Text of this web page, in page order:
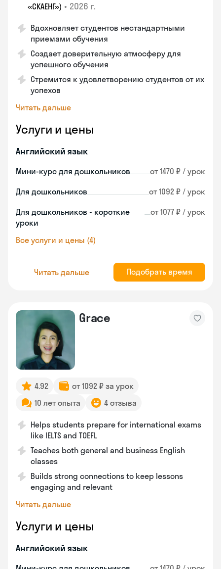
«СКАЕНГ») • 2026 г.
Вдохновляет студентов нестандартными
приемами обучения
Создает доверительную атмосферу для
успешного обучения
Стремится к удовлетворению студентов от их
успехов
Читать дальше
Услуги и цены
Английский язык
Мини-курс для дошкольников от 1470 ₽ / урок
Для дошкольников от 1092 ₽ / урок
Для дошкольников - короткие
уроки
от 1077 ₽ / урок
Все услуги и цены (4)
Читать дальше Подобрать время
Grace
4.92
от 1092 ₽ за урок
10 лет опыта
4 отзыва
Helps students prepare for international exams
like IELTS and TOEFL
Teaches both general and business English
classes
Builds strong connections to keep lessons
engaging and relevant
Читать дальше
Услуги и цены
Английский язык